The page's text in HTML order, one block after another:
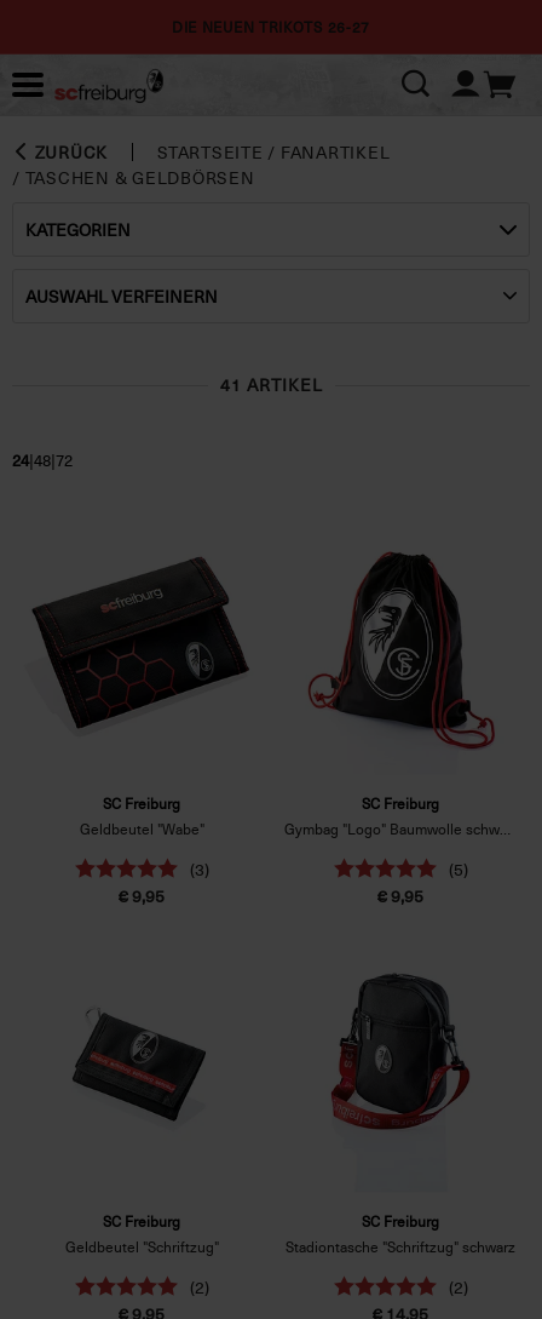
DIE NEUEN TRIKOTS 26-27
ZURÜCK STARTSEITE / FANARTIKEL
/ TASCHEN & GELDBÖRSEN
KATEGORIEN
AUSWAHL VERFEINERN
41 ARTIKEL
24|48|72
SC Freiburg
Geldbeutel "Wabe"
(3)
€ 9,95
SC Freiburg
Gymbag "Logo" Baumwolle schwarz
(5)
€ 9,95
SC Freiburg
Geldbeutel "Schriftzug"
(2)
€ 9,95
SC Freiburg
Stadiontasche "Schriftzug" schwarz
(2)
€ 14,95